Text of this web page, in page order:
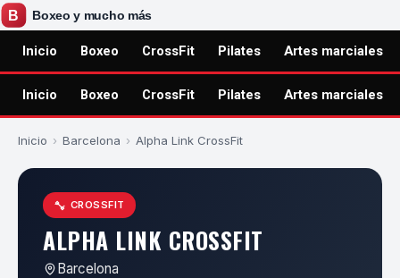
Inicio Boxeo CrossFit Pilates Artes marciales
Inicio Boxeo CrossFit Pilates Artes marciales
Inicio › Barcelona › Alpha Link CrossFit
CROSSFIT
ALPHA LINK CROSSFIT
Barcelona